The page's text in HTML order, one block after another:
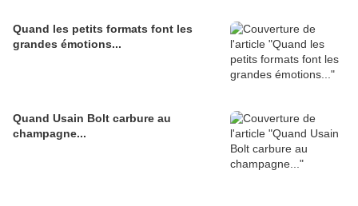
Quand les petits formats font les
grandes émotions...
Quand Usain Bolt carbure au
champagne...